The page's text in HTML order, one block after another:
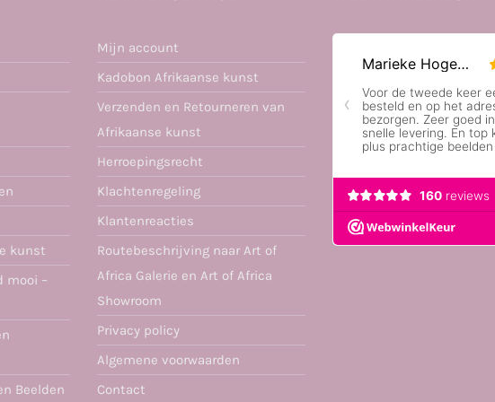
kunst
mooi –
Beelden
Mijn account
Kadobon Afrikaanse kunst
Verzenden en Retourneren van
Afrikaanse kunst
Herroepingsrecht
Klachtenregeling
Klantenreacties
Routebeschrijving naar Art of
Africa Galerie en Art of Africa
Showroom
Privacy policy
Algemene voorwaarden
Contact